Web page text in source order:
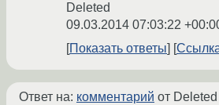
Deleted
09.03.2014 07:03:22
Показать ответы
Ответ на: комментарий от Deleted